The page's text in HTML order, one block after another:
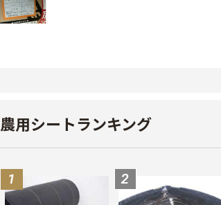
農用シートランキング